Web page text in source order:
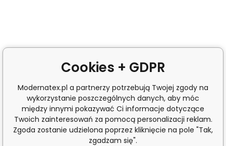
Cookies + GDPR
Modernatex.pl a partnerzy potrzebują Twojej zgody na
wykorzystanie poszczególnych danych, aby móc
między innymi pokazywać Ci informacje dotyczące
Twoich zainteresowań za pomocą personalizacji reklam.
Zgoda zostanie udzielona poprzez kliknięcie na pole "Tak,
zgadzam się".